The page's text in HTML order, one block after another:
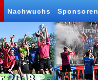
Nachwuchs Sponsoren